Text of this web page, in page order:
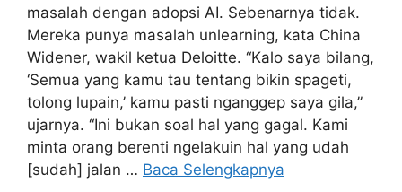
masalah dengan adopsi AI. Sebenarnya tidak.
Mereka punya masalah unlearning, kata China
Widener, wakil ketua Deloitte. “Kalo saya bilang,
‘Semua yang kamu tau tentang bikin spageti,
tolong lupain,’ kamu pasti nganggep saya gila,”
ujarnya. “Ini bukan soal hal yang gagal. Kami
minta orang berenti ngelakuin hal yang udah
[sudah] jalan … Baca Selengkapnya